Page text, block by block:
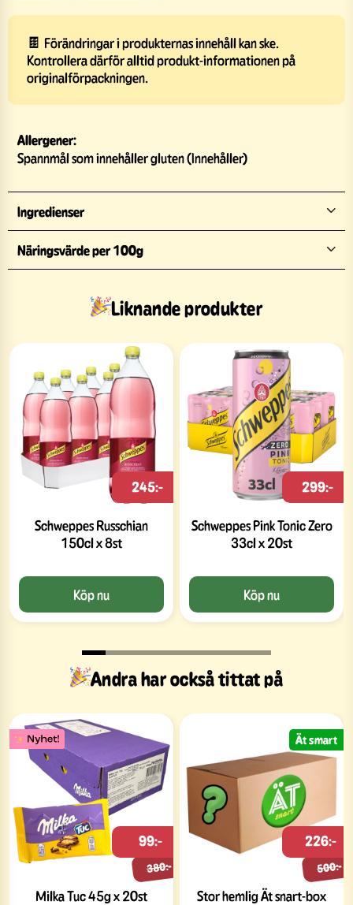
🍫 Förändringar i produkternas innehåll kan ske.
Kontrollera därför alltid produkt-informationen på
originalförpackningen.
Allergener:
Spannmål som innehåller gluten (Innehåller)
Ingredienser
Näringsvärde per 100g
Liknande produkter
Schweppes Russchian
150cl x 8st
245:-
Köp nu
Schweppes Pink Tonic Zero
33cl x 20st
299:-
Köp nu
Andra har också tittat på
Milka Tuc 45g x 20st
380:-
99:-
Stor hemlig Ät snart-box
500:-
226:-
Ät smart